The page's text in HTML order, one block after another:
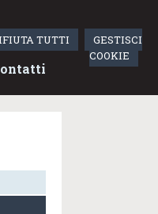
TUTTI
GESTISCI
COOKIE